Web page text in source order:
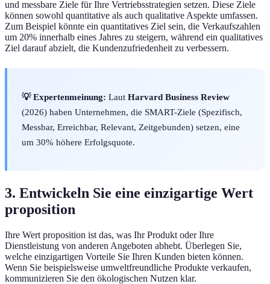
und messbare Ziele für Ihre Vertriebsstrategien setzen. Diese Ziele
können sowohl quantitative als auch qualitative Aspekte umfassen.
Zum Beispiel könnte ein quantitatives Ziel sein, die Verkaufszahlen
um 20% innerhalb eines Jahres zu steigern, während ein qualitatives
Ziel darauf abzielt, die Kundenzufriedenheit zu verbessern.
💡 Expertenmeinung: Laut Harvard Business Review
(2026) haben Unternehmen, die SMART-Ziele (Spezifisch,
Messbar, Erreichbar, Relevant, Zeitgebunden) setzen, eine
um 30% höhere Erfolgsquote.
3. Entwickeln Sie eine einzigartige Wert
proposition
Ihre Wert proposition ist das, was Ihr Produkt oder Ihre
Dienstleistung von anderen Angeboten abhebt. Überlegen Sie,
welche einzigartigen Vorteile Sie Ihren Kunden bieten können.
Wenn Sie beispielsweise umweltfreundliche Produkte verkaufen,
kommunizieren Sie den ökologischen Nutzen klar.